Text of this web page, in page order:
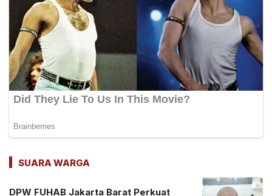
SUARA WARGA
DPW FUHAB Jakarta Barat Perkuat